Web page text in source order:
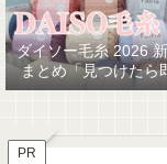
ダイソー毛糸 2026
まとめ「見つけたら
PR